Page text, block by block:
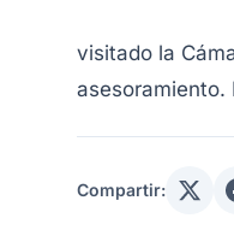
visitado la
asesoramiento.
Compartir: